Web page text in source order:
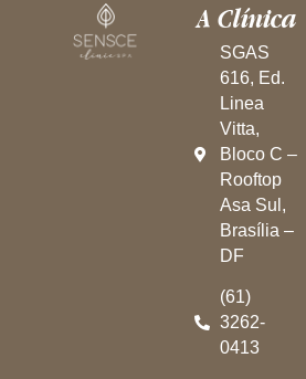
A Clínica
SGAS
616, Ed.
Linea
Vitta,
Bloco C –
Rooftop
Asa Sul,
Brasília –
DF
(61)
3262-
0413